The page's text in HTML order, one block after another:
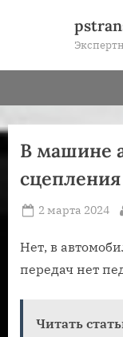
В машине
сцепления
Posted
2 марта 2024
Нет, в
передач нет
Читать